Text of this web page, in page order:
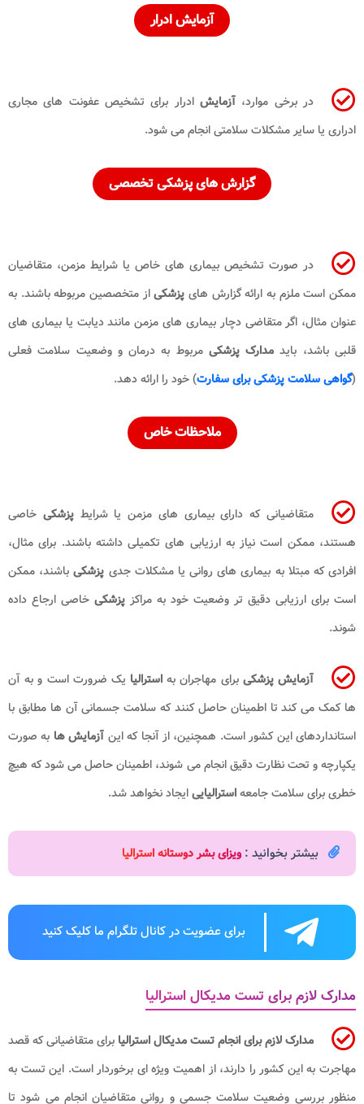
آزمایش ادرار
در برخی موارد، آزمایش ادرار برای تشخیص عفونت های مجاری
ادراری یا سایر مشکلات سلامتی انجام می شود.
گزارش های پزشکی تخصصی
در صورت تشخیص بیماری های خاص یا شرایط مزمن، متقاضیان
ممکن است ملزم به ارائه گزارش های پزشکیاز متخصصین مربوطه باشند. به
عنوان مثال، اگر متقاضی دچار بیماری های مزمن مانند دیابت یا بیماری های
قلبی باشد، باید مدارک پزشکی مربوط به درمان و وضعیت سلامت فعلی
(گواهی سلامت پزشکی برای سفارت) خود را ارائه دهد.
ملاحظات خاص
متقاضیانی که دارای بیماری های مزمن یا شرایطپزشکی خاصی
هستند، ممکن است نیاز به ارزیابی های تکمیلی داشته باشند. برای مثال،
افرادی که مبتلا به بیماری های روانی یا مشکلات جدی پزشکیباشند، ممکن
است برای ارزیابی دقیق تر وضعیت خود به مراکز پزشکی خاصی ارجاع داده
شوند.
آزمایش پزشکی برای مهاجران به استرالیا یک ضرورت است و به آن
ها کمک می کند تا اطمینان حاصل کنند که سلامت جسمانی آن ها مطابق با
استانداردهای این کشور است. همچنین، از آنجا که این آزمایش ها به صورت
یکپارچه و تحت نظارت دقیق انجام می شوند، اطمینان حاصل می شود که هیچ
خطری برای سلامت جامعهاسترالیاییایجاد نخواهد شد.
بیشتر بخوانید : ویزای بشر دوستانه استرالیا
برای عضویت در کانال تلگرام ما کلیک کنید
مدارک لازم برای تست مدیکال استرالیا
مدارک لازم برای انجام تست مدیکال استرالیا برای متقاضیانی که قصد
مهاجرت به این کشور را دارند، از اهمیت ویژه ای برخوردار است. این تست به
منظور بررسی وضعیت سلامت جسمی و روانی متقاضیان انجام می شود تا